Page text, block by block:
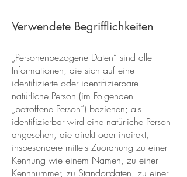
Verwendete Begrifflichkeiten
„Personenbezogene Daten“ sind alle
Informationen, die sich auf eine
identifizierte oder identifizierbare
natürliche Person (im Folgenden
„betroffene Person“) beziehen; als
identifizierbar wird eine natürliche Person
angesehen, die direkt oder indirekt,
insbesondere mittels Zuordnung zu einer
Kennung wie einem Namen, zu einer
Kennnummer, zu Standortdaten, zu einer